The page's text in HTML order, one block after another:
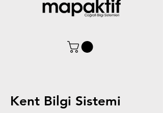
Kent Bilgi Sistemi